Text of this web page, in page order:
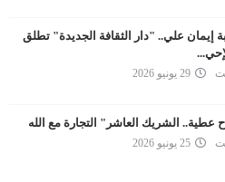
إيمان علي.. "دار الثقافة الجديدة" تطلق
29 يونيو 2026
عطية.. الشريك العاشر" التجارة مع الله
25 يونيو 2026